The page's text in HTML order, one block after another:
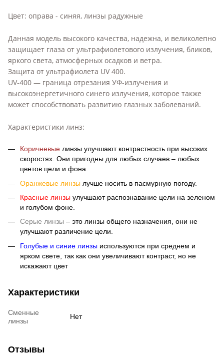
Цвет: оправа - синяя, линзы радужные
Данная модель высокого качества, надежна, и великолепно
защищает глаза от ультрафиолетового излучения, бликов,
яркого света, атмосферных осадков и ветра.
Защита от ультрафиолета UV 400.
UV-400 — граница отрезания УФ-излучения и
высокоэнергетичного синего излучения, которое также
может способствовать развитию глазных заболеваний.
Характеристики линз:
Коричневые линзы улучшают контрастность при высоких
скоростях. Они пригодны для любых случаев – любых
цветов цели и фона.
Оранжевые линзы лучше носить в пасмурную погоду.
Красные линзы улучшают распознавание цели на зеленом
и голубом фоне.
Серые линзы – это линзы общего назначения, они не
улучшают различение цели.
Голубые и синие линзы используются при среднем и
ярком свете, так как они увеличивают контраст, но не
искажают цвет
Характеристики
Сменные
линзы
Нет
Отзывы